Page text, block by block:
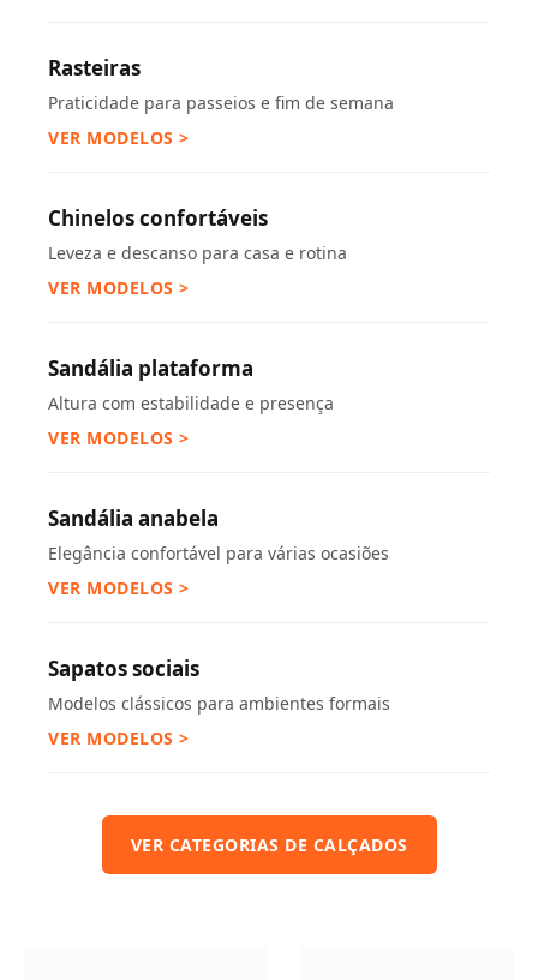
Rasteiras
Praticidade para passeios e fim de semana
VER MODELOS >
Chinelos confortáveis
Leveza e descanso para casa e rotina
VER MODELOS >
Sandália plataforma
Altura com estabilidade e presença
VER MODELOS >
Sandália anabela
Elegância confortável para várias ocasiões
VER MODELOS >
Sapatos sociais
Modelos clássicos para ambientes formais
VER MODELOS >
VER CATEGORIAS DE CALÇADOS